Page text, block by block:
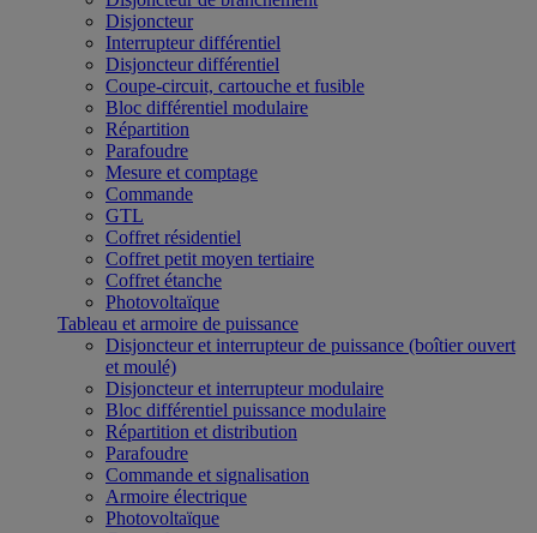
Disjoncteur
Interrupteur différentiel
Disjoncteur différentiel
Coupe-circuit, cartouche et fusible
Bloc différentiel modulaire
Répartition
Parafoudre
Mesure et comptage
Commande
GTL
Coffret résidentiel
Coffret petit moyen tertiaire
Coffret étanche
Photovoltaïque
Tableau et armoire de puissance
Disjoncteur et interrupteur de puissance (boîtier ouvert
et moulé)
Disjoncteur et interrupteur modulaire
Bloc différentiel puissance modulaire
Répartition et distribution
Parafoudre
Commande et signalisation
Armoire électrique
Photovoltaïque